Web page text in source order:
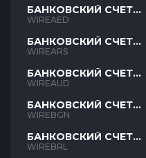
БАНКОВСКИЙ СЧЕТ
AED
WIREAED
БАНКОВСКИЙ СЧЕТ
ARS
WIREARS
БАНКОВСКИЙ СЧЕТ
AUD
WIREAUD
БАНКОВСКИЙ СЧЕТ
BGN
WIREBGN
БАНКОВСКИЙ СЧЕТ
BRL
WIREBRL